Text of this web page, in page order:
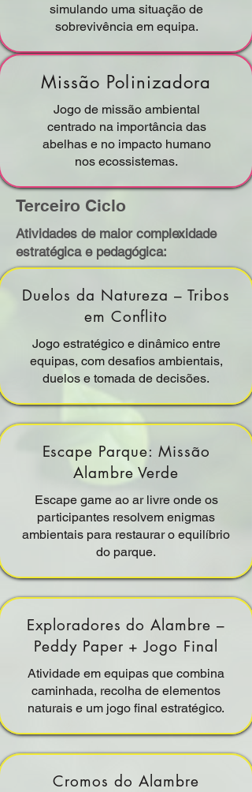
simulando uma situação de
sobrevivência em equipa.
Missão Polinizadora
Jogo de missão ambiental
centrado na importância das
abelhas e no impacto humano
nos ecossistemas.
Terceiro Ciclo
Atividades de maior complexidade
estratégica e pedagógica:
Duelos da Natureza – Tribos
em Conflito
Jogo estratégico e dinâmico entre
equipas, com desafios ambientais,
duelos e tomada de decisões.
Escape Parque: Missão
Alambre Verde
Escape game ao ar livre onde os
participantes resolvem enigmas
ambientais para restaurar o equilíbrio
do parque.
Exploradores do Alambre –
Peddy Paper + Jogo Final
Atividade em equipas que combina
caminhada, recolha de elementos
naturais e um jogo final estratégico.
Cromos do Alambre